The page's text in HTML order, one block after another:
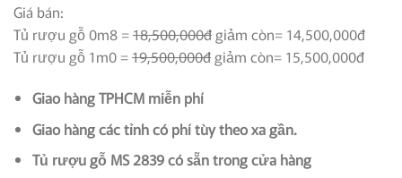
Giá bán:
Tủ rượu gỗ 0m8 =18,500,000đ giảm còn= 14,500,000đ
Tủ rượu gỗ 1m0 =19,500,000đ giảm còn= 15,500,000đ
Giao hàng TPHCM miễn phí
Giao hàng các tỉnh có phí tùy theo xa gần.
Tủ rượu gỗ MS 2839 có sẵn trong cửa hàng